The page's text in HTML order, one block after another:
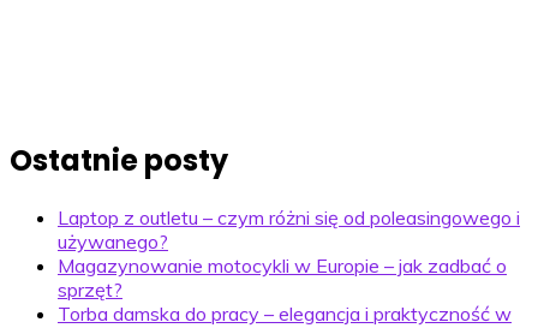
Ostatnie posty
Laptop z outletu – czym różni się od poleasingowego i
używanego?
Magazynowanie motocykli w Europie – jak zadbać o
sprzęt?
Torba damska do pracy – elegancja i praktyczność w